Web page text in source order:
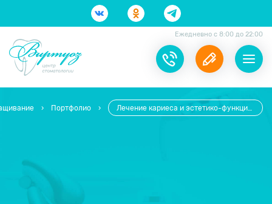
Ежедневно с 8:00 до 22:00
› Портфолио › Лечение кариеса и эстетико-функциональное восстановление зубов